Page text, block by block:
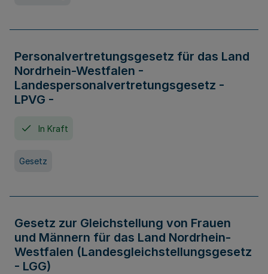
Personalvertretungsgesetz für das Land
Nordrhein-Westfalen -
Landespersonalvertretungsgesetz -
LPVG -
In Kraft
Gesetz
Gesetz zur Gleichstellung von Frauen
und Männern für das Land Nordrhein-
Westfalen (Landesgleichstellungsgesetz
- LGG)